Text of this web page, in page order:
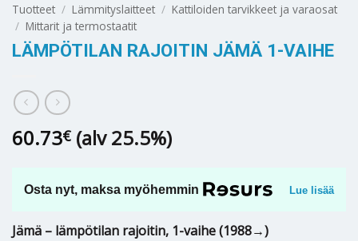
Tuotteet / Lämmityslaitteet / Kattiloiden tarvikkeet ja varaosat
/ Mittarit ja termostaatit
LÄMPÖTILAN RAJOITIN JÄMÄ 1-VAIHE
60.73€ (alv 25.5%)
Osta nyt, maksa myöhemmin Lue lisää
Jämä – lämpötilan rajoitin, 1-vaihe (1988→)